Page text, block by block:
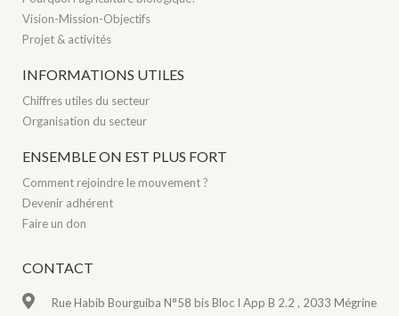
Vision-Mission-Objectifs
Projet & activités
INFORMATIONS UTILES
Chiffres utiles du secteur
Organisation du secteur
ENSEMBLE ON EST PLUS FORT
Comment rejoindre le mouvement ?
Devenir adhérent
Faire un don
CONTACT
Rue Habib Bourguiba N°58 bis Bloc I App B 2.2 , 2033 Mégrine